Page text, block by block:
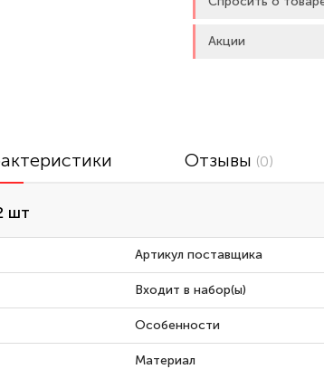
Акции
Отзывы (0)
шт
Артикул поставщика
Входит в набор(ы)
Особенности
Материал